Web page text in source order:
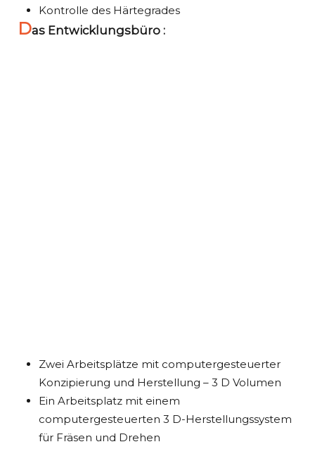
Kontrolle des Härtegrades
Das Entwicklungsbüro :
Zwei Arbeitsplätze mit computergesteuerter
Konzipierung und Herstellung – 3 D Volumen
Ein Arbeitsplatz mit einem
computergesteuerten 3 D-Herstellungssystem
für Fräsen und Drehen